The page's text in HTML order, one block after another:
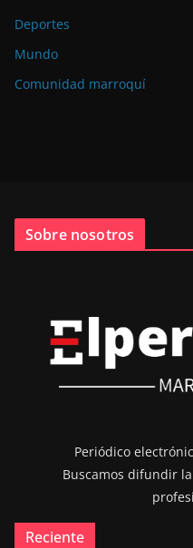
Deportes
Mundo
Comunidad marroquí
Sobre nosotros
Periódico
Buscamos difundir
Reciente